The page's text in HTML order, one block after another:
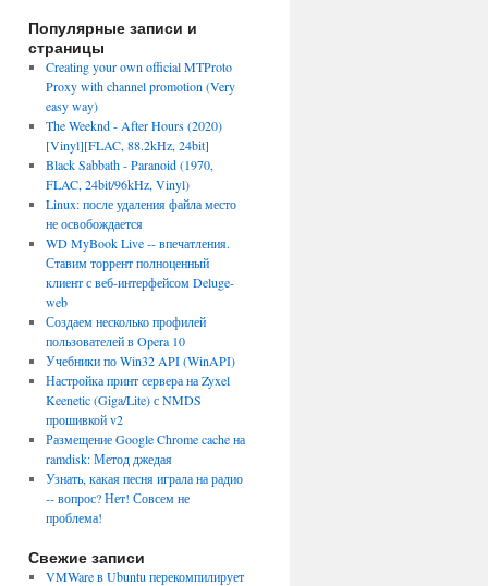
Популярные записи и
страницы
Creating your own official MTProto
Proxy with channel promotion (Very
easy way)
The Weeknd - After Hours (2020)
[Vinyl][FLAC, 88.2kHz, 24bit]
Black Sabbath - Paranoid (1970,
FLAC, 24bit/96kHz, Vinyl)
Linux: после удаления файла место
не освобождается
WD MyBook Live -- впечатления.
Ставим торрент полноценный
клиент с веб-интерфейсом Deluge-
web
Создаем несколько профилей
пользователей в Opera 10
Учебники по Win32 API (WinAPI)
Настройка принт сервера на Zyxel
Keenetic (Giga/Lite) с NMDS
прошивкой v2
Размещение Google Chrome cache на
ramdisk: Метод джедая
Узнать, какая песня играла на радио
-- вопрос? Нет! Совсем не
проблема!
Свежие записи
VMWare в Ubuntu перекомпилирует